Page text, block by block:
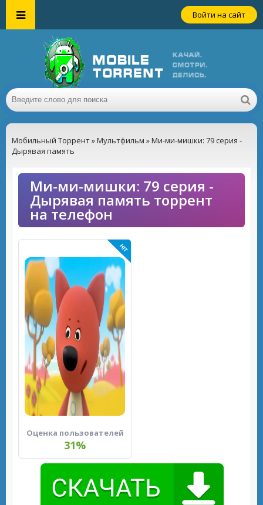
Войти на сайт
Мобильный Торрент»Мультфильм » Ми-ми-мишки: 79 серия -
Дырявая память
Ми-ми-мишки: 79 серия -
Дырявая память торрент
на телефон
Оценка пользователей
31%